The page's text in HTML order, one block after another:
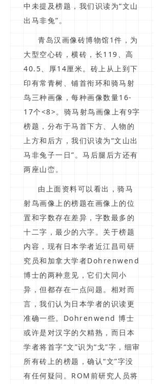
中未提及榜题，我们识读为“文山
出马非兔”。
青岛汉画像砖博物馆1件，为
大型空心砖，横砖，长119、高
40.5、厚14厘米。砖上从上到下
印有常青树、铺首衔环和骑马射
鸟三种画像，每种画像数量16-
17个<8>。骑马射鸟画像上有9字
榜题，分布于马首下方、人物的
上方和后方，我们识读为“文山出
马非兔子一日”。马后腿后方还有
两座山峦。
由上面资料可以看出，骑马
射鸟画像上的榜题在画像上的位
置和字数存在差异，字数最多的
十二字，最少的六字。关于榜题
内容，现有日本学者近江昌司研
究员和加拿大学者Dohrenwend
博士的两种意见，它们大同小
异，但都存在一点问题。相对而
言，我们认为日本学者的识读更
准确一些。Dohrenwend 博士
或许是对汉字的欠精熟，而日本
学者将首字“文”识为“戈”字，细审
所有砖上的榜题，确认“文”字没
有任何疑问。ROM前研究人员将